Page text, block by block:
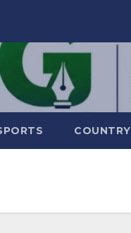
COUNTRY